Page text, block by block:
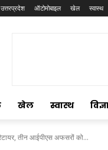
उत्तरप्रदेश ऑटोमोबाइल खेल स्वास्थ
खेल स्वास्थ
तीन आईपीएस अफसरों को...